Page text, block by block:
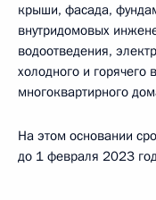
крыши, фасада,
внутридомовых
водоотведения,
холодного и горячего
многоквартирного
На этом основании
до 1 февраля 2023